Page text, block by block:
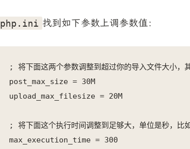
php.ini 找到如下参数上调参数值：
; 将下面这两个参数调整到超过你的导入文件大
post_max_size = 30M
upload_max_filesize = 20M
; 将下面这个执行时间调整到足够大，单位是秒，比
max_execution_time = 300